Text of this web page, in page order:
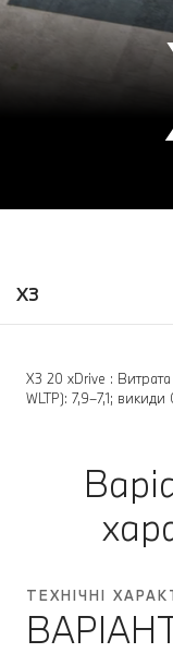
X3
X3 20 xDrive :
WLTP): 7,9–7,1;
ТЕХНІЧНІ